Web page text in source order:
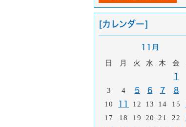
[カレンダー]
11月
日 月 火 水 木 金
1
3
4 5 6 7 8
10 11 12 13 14 15
17 18 19 20 21 22